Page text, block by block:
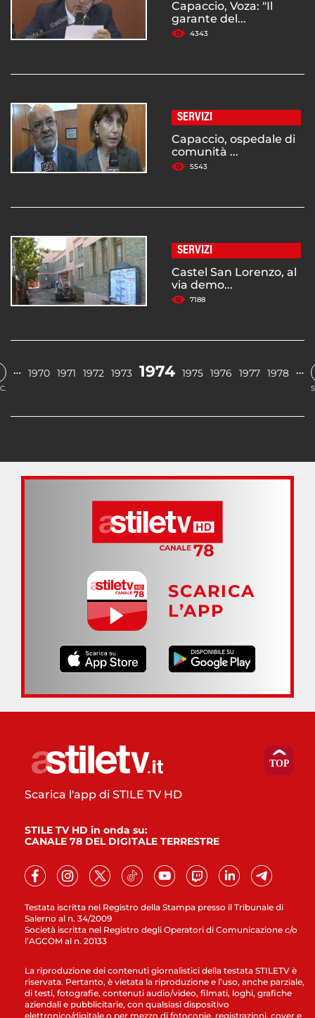
Capaccio, Voza: "Il
garante del...
4343
SERVIZI
Capaccio, ospedale di
comunità ...
5543
SERVIZI
Castel San Lorenzo, al
via demo...
7188
… 1970 1971 1972 1973 1974 1975 1976 1977 1978 …
SCARICA
L’APP
Testata iscritta nel Registro della Stampa presso il Tribunale di
Salerno al n. 34/2009
Società iscritta nel Registro degli Operatori di Comunicazione c/o
l’AGCOM al n. 20133
Scarica l'app di STILE TV HD
STILE TV HD in onda su:
CANALE 78 DEL DIGITALE TERRESTRE
La riproduzione dei contenuti giornalistici della testata STILETV è
riservata. Pertanto, è vietata la riproduzione e l’uso, anche parziale,
di testi, fotografie, contenuti audio/video, filmati, loghi, grafiche
aziendali e pubblicitarie, con qualsiasi dispositivo
elettronico/digitale o per mezzo di fotocopie, registrazioni, cover e